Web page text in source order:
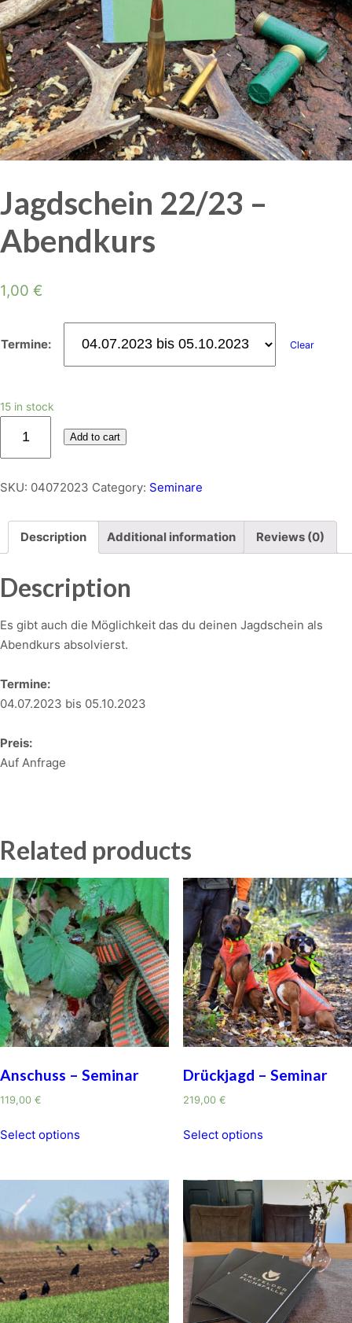
Jagdschein 22/23 –
Abendkurs
1,00 €
Termine: Clear
15 in stock
22/23
Abendkurs
Add to cart
SKU: 04072023 Category: Seminare
Description Additional information Reviews (0)
Description
Es gibt auch die Möglichkeit das du deinen Jagdschein als
Abendkurs absolvierst.
Termine:
04.07.2023 bis 05.10.2023
Preis:
Auf Anfrage
Related products
Anschuss – Seminar
119,00 €
Select options
Drückjagd – Seminar
219,00 €
Select options